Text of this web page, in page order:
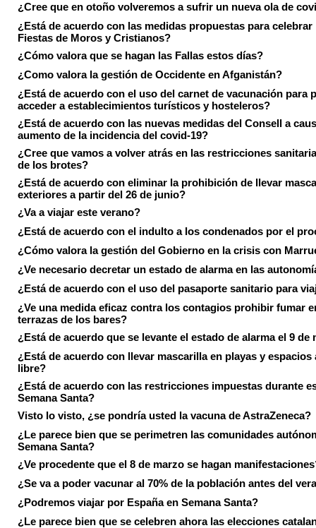
¿Cree que en otoño volveremos a sufrir un nueva ola de
¿Está de acuerdo con las medidas propuestas para celebrar
Fiestas de Moros y Cristianos?
¿Cómo valora que se hagan las Fallas estos días?
¿Como valora la gestión de Occidente en Afganistán?
¿Está de acuerdo con el uso del carnet de vacunación para
acceder a establecimientos turísticos y hosteleros?
¿Está de acuerdo con las nuevas medidas del Consell a
aumento de la incidencia del covid-19?
¿Cree que vamos a volver atrás en las restricciones
de los brotes?
¿Está de acuerdo con eliminar la prohibición de llevar
exteriores a partir del 26 de junio?
¿Va a viajar este verano?
¿Está de acuerdo con el indulto a los condenados por el
¿Cómo valora la gestión del Gobierno en la crisis con
¿Ve necesario decretar un estado de alarma en las
¿Está de acuerdo con el uso del pasaporte sanitario para
¿Ve una medida eficaz contra los contagios prohibir fumar
terrazas de los bares?
¿Está de acuerdo que se levante el estado de alarma el 9 de
¿Está de acuerdo con llevar mascarilla en playas y espacios
libre?
¿Está de acuerdo con las restricciones impuestas durante
Semana Santa?
Visto lo visto, ¿se pondría usted la vacuna de AstraZeneca?
¿Le parece bien que se perimetren las comunidades
Semana Santa?
¿Ve procedente que el 8 de marzo se hagan
¿Se va a poder vacunar al 70% de la población antes del
¿Podremos viajar por España en Semana Santa?
¿Le parece bien que se celebren ahora las elecciones